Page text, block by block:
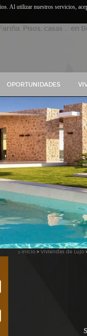
Pisos, casas ...
OPORTUNIDADES
:: Inicio > Viviendas de Lujo
Al utilizar nuestros servicios,